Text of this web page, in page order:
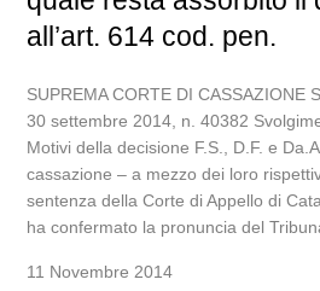
all’art. 614 cod. pen.
SUPREMA CORTE DI CASSAZIONE
30 settembre 2014, n. 40382
Motivi della decisione F.S., D.F. e
cassazione – a mezzo dei loro
sentenza della Corte di Appello di
ha confermato la pronuncia del
11 Novembre 2014